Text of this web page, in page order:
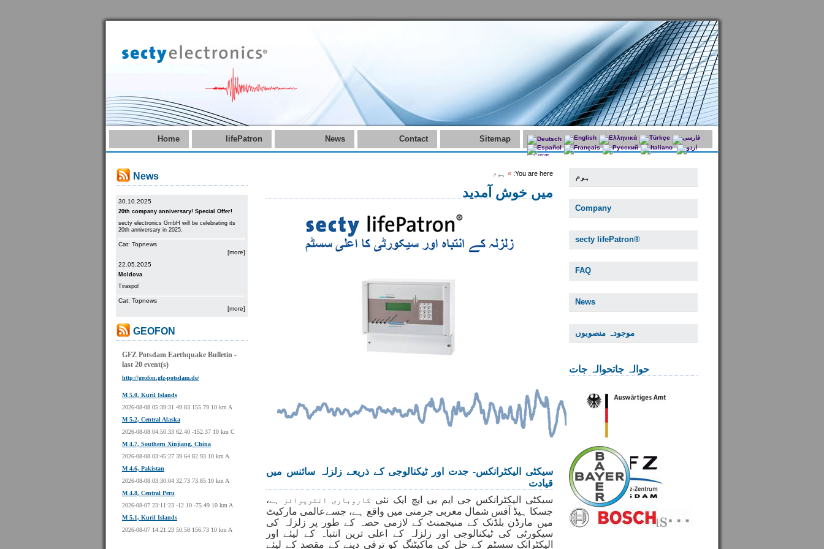
Home lifePatron News Contact Sitemap
ہوم
Company
secty lifePatron®
FAQ
News
موجودہ منصوبوں
حوالہ جاتحوالہ جات
You are here:
» ہوم
میں خوش آمدید
سیکٹی الیکٹرانکس- جدت اور ٹیکنالوجی کے ذریعے زلزلہ سائنس میں
قیادت
سیکٹی الیکٹرانکس جی ایم بی ایچ ایک نئی کاروباری انٹرپرائز ہے،
جسکا ہیڈ آفس شمال مغربی جرمنی میں واقع ہے، جسےعالمی مارکیٹ
میں مارڈن بلڈنک کے منیجمنٹ کے لازمی حصہ کے طور پر زلزلہ کی
سیکورٹی کی ٹیکنالوجی اور زلزلہ کے اعلی ترین انتباہ کے لیئے اور
الیکٹرانک سسٹم کے حل کی ماکیٹنگ کو ترقی دینے کے مقصد کے لیئے
News
30.10.2025
20th company anniversary! Special Offer!
secty electronics GmbH will be celebrating its
20th anniversary in 2025.
Cat: Topnews
[more]
22.05.2025
Moldova
Tiraspol
Cat: Topnews
[more]
GEOFON
GFZ Potsdam Earthquake Bulletin -
last 20 event(s)
http://geofon.gfz-potsdam.de/
M 5.0, Kuril Islands
2026-08-08 05:39:31 49.83 155.79 10 km A
M 5.2, Central Alaska
2026-08-08 04:50:33 62.40 -152.37 10 km C
M 4.7, Southern Xinjiang, China
2026-08-08 03:45:27 39.64 82.93 10 km A
M 4.6, Pakistan
2026-08-08 03:30:04 32.73 73.85 10 km A
M 4.8, Central Peru
2026-08-07 23:11:23 -12.10 -75.49 10 km A
M 5.1, Kuril Islands
2026-08-07 14:21:23 50.58 156.73 10 km A